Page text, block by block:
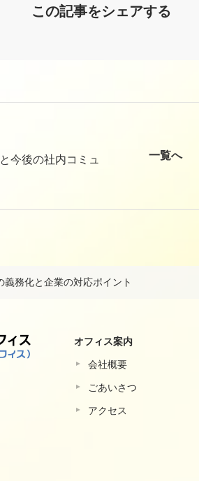
この記事をシェアする
今後の社内コミュ
一覧へ
義務化と企業の対応ポイント
オフィス案内
会社概要
ごあいさつ
アクセス